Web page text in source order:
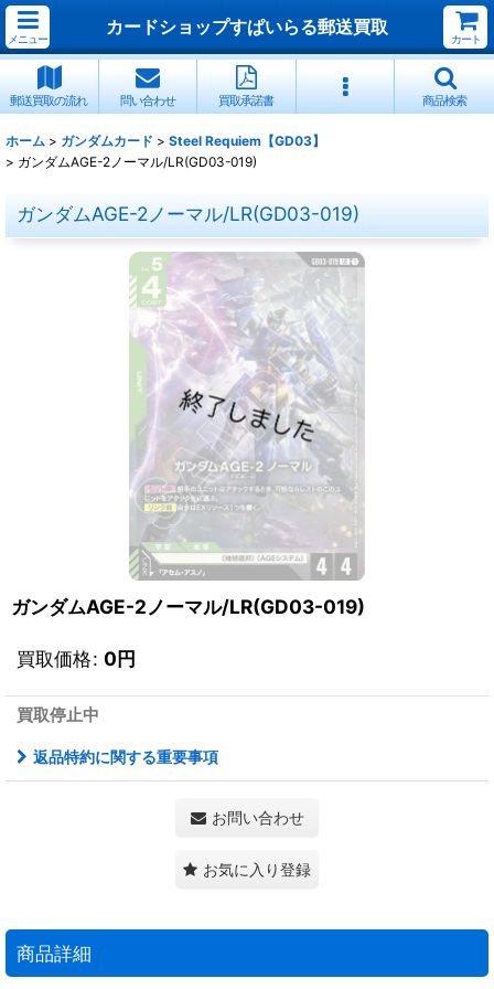
メニュー
カードショップすぱいらる郵送買取
カート
郵送買取の流れ 問い合わせ 買取承諾書 商品検索
ホーム > ガンダムカード > Steel Requiem【GD03】
> ガンダムAGE-2ノーマル/LR(GD03-019)
ガンダムAGE-2ノーマル/LR(GD03-019)
ガンダムAGE-2ノーマル/LR(GD03-019)
買取価格: 0円
買取停止中
返品特約に関する重要事項
お問い合わせ
お気に入り登録
商品詳細